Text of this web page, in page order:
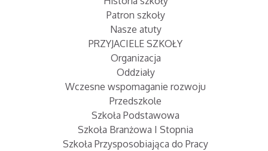
Patron szkoły
Nasze atuty
PRZYJACIELE SZKOŁY
Organizacja
Oddziały
Wczesne wspomaganie rozwoju
Przedszkole
Szkoła Podstawowa
Szkoła Branżowa I Stopnia
Szkoła Przysposobiająca do Pracy